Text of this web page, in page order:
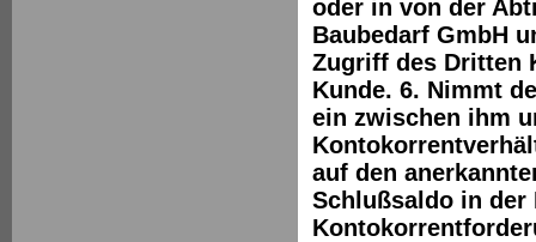
oder in von der
Baubedarf GmbH
Zugriff des Dritten
Kunde. 6. Nimmt
ein zwischen ihm
auf den
Schlußsaldo in der